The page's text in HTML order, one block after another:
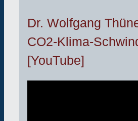
Dr. Wolfgang
CO2-Klima-
[YouTube]